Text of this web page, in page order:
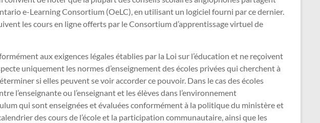
e-Learning Consortium (OeLC), en utilisant un logiciel fourni par ce dernier.
les cours en ligne offerts par le Consortium d’apprentissage virtuel de
aux exigences légales établies par la Loi sur l’éducation et ne reçoivent
uniquement les normes d’enseignement des écoles privées qui cherchent à
si elles peuvent se voir accorder ce pouvoir. Dans le cas des écoles
l’enseignante ou l’enseignant et les élèves dans l’environnement
qui sont enseignées et évaluées conformément à la politique du ministère et
des cours de l’école et la participation communautaire, ainsi que les